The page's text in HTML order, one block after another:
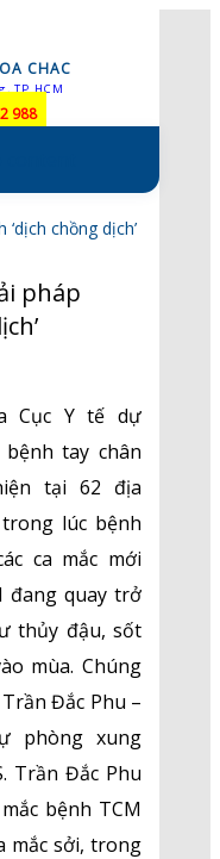
CHAC
TP.HCM
988
chồng dịch’
pháp
Cục Y tế dự
tay chân
tại 62 địa
lúc bệnh
ca mắc mới
đang quay trở
thủy đậu, sốt
mùa. Chúng
Đắc Phu –
phòng xung
Trần Đắc Phu
bệnh TCM
mắc sởi, trong